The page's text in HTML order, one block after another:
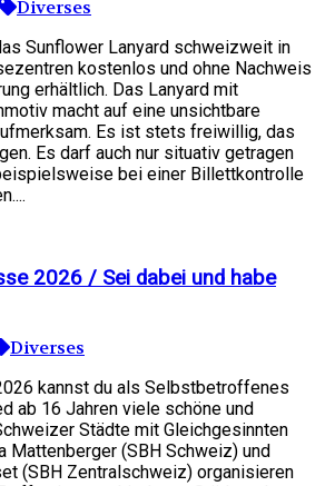
Diverses
Sunflower Lanyard schweizweit in
kostenlos und ohne Nachweis
erhältlich. Das Lanyard mit
macht auf eine unsichtbare
Es ist stets freiwillig, das
Es darf auch nur situativ getragen
bei einer Billettkontrolle
2026 / Sei dabei und habe
Diverses
kannst du als Selbstbetroffenes
ab 16 Jahren viele schöne und
Städte mit Gleichgesinnten
Mattenberger (SBH Schweiz) und
(SBH Zentralschweiz) organisieren